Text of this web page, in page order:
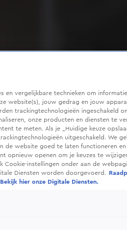
en vergelijkbare technieken om
website(s), jouw gedrag en jouw
trackingtechnologieën ingeschakeld
onze producten en diensten te
te meten. Als je „Huidige keuze
uitgeschakeld. We
de website goed te laten functioneren
opnieuw openen om je keuzes te
instellingen onder aan de
Diensten worden doorgevoerd.
Bekijk hier onze Digitale Diensten.